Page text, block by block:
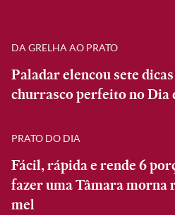
DA GRELHA AO PRATO
Paladar elencou sete
churrasco perfeito no Dia
PRATO DO DIA
Fácil, rápida e rende 6
fazer uma Tâmara morna
mel